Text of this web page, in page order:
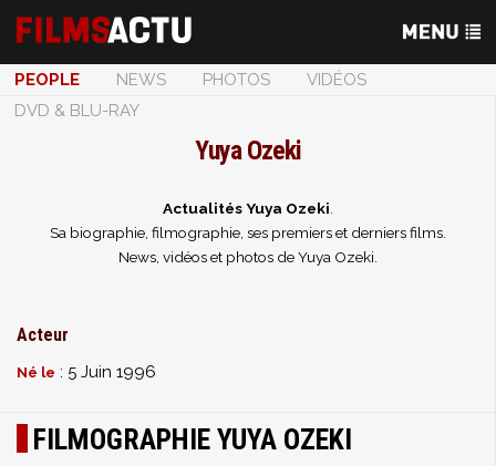
PEOPLE NEWS PHOTOS
VIDÉOS
DVD & BLU-RAY
Yuya Ozeki
Actualités Yuya Ozeki
Sa biographie, filmographie, ses premiers et derniers films.
News, vidéos et photos de Yuya Ozeki.
Acteur
Né le : 5 Juin 1996
FILMOGRAPHIE YUYA OZEKI